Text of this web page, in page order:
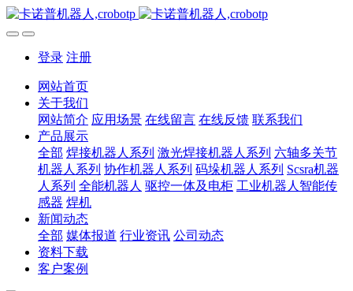
登录 注册
网站首页
关于我们
网站简介 应用场景 在线留言 在线反馈 联系我们
产品展示
全部 焊接机器人系列 激光焊接机器人系列 六轴多关节
机器人系列 协作机器人系列 码垛机器人系列 Scsra机器
人系列 全能机器人 驱控一体及电柜 工业机器人智能传
感器 焊机
新闻动态
全部 媒体报道 行业资讯 公司动态
资料下载
客户案例